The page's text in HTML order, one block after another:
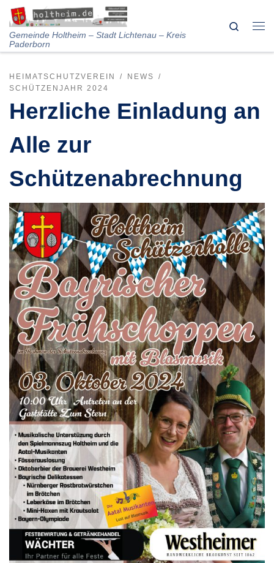
Skip to content
Gemeinde Holtheim – Stadt Lichtenau – Kreis
Paderborn
Search
HEIMATSCHUTZVEREIN
NEWS
SCHÜTZENJAHR 2024
Herzliche Einladung an
Alle zur
Schützenabrechnung